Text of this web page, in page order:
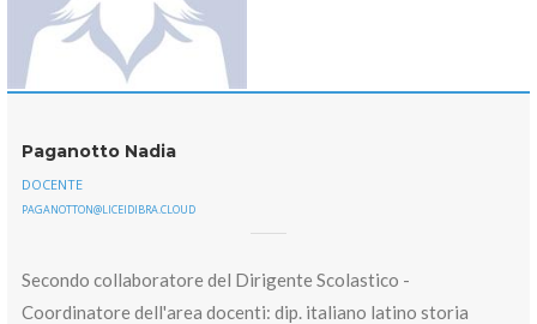
Paganotto Nadia
DOCENTE
PAGANOTTON@LICEIDIBRA.CLOUD
Secondo collaboratore del Dirigente Scolastico -
Coordinatore dell'area docenti: dip. italiano latino storia